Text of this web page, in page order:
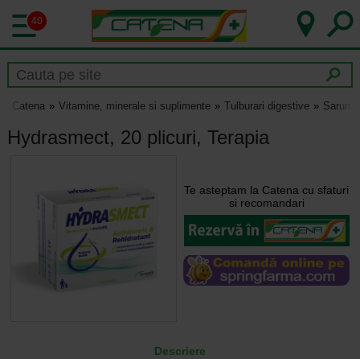
40
Catena Vitamine, minerale si suplimente Tulburari digestive Saruri
Hydrasmect, 20 plicuri, Terapia
Te asteptam la Catena cu sfaturi
si recomandari
Descriere